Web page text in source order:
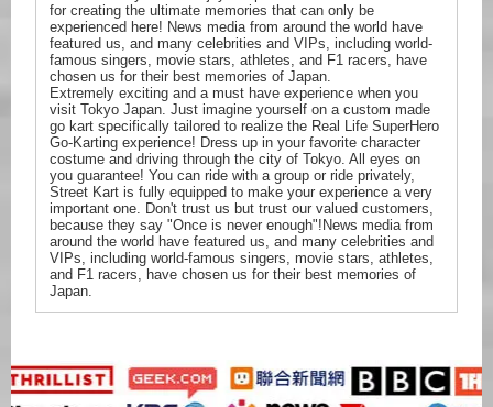
for creating the ultimate memories that can only be
experienced here! News media from around the world have
featured us, and many celebrities and VIPs, including world-
famous singers, movie stars, athletes, and F1 racers, have
chosen us for their best memories of Japan.
Extremely exciting and a must have experience when you
visit Tokyo Japan. Just imagine yourself on a custom made
go kart specifically tailored to realize the Real Life SuperHero
Go-Karting experience! Dress up in your favorite character
costume and driving through the city of Tokyo. All eyes on
you guarantee! You can ride with a group or ride privately,
Street Kart is fully equipped to make your experience a very
important one. Don't trust us but trust our valued customers,
because they say "Once is never enough"!News media from
around the world have featured us, and many celebrities and
VIPs, including world-famous singers, movie stars, athletes,
and F1 racers, have chosen us for their best memories of
Japan.